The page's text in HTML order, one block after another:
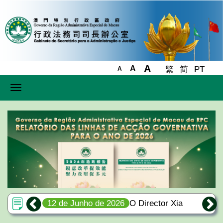
A A A 繁 简 PT
Toggle
navigation
Chak:
do
12 de Junho de 2026 O Director Xia
Baolong reúne-se com Wong Sio Chak e
6 de